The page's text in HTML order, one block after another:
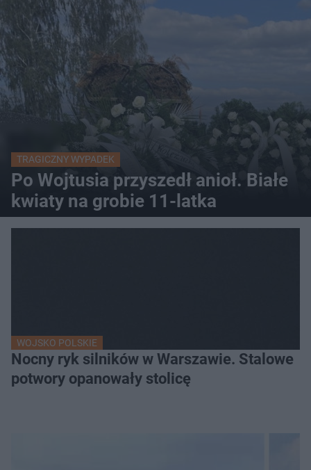
TRAGICZNY WYPADEK
Po Wojtusia przyszedł anioł. Białe
kwiaty na grobie 11-latka
WOJSKO POLSKIE
Nocny ryk silników w Warszawie. Stalowe
potwory opanowały stolicę